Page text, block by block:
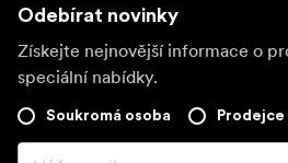
Odebírat novinky
Získejte nejnovější informace o
speciální nabídky.
Soukromá osoba Prodejce